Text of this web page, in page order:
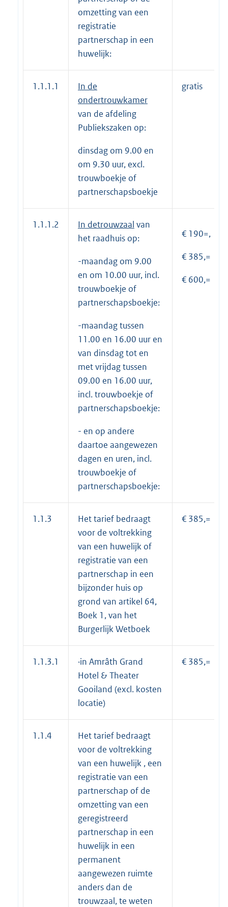
omzetting van een
registratie
partnerschap in een
huwelijk:
1.1.1.1
In de
ondertrouwkamer
van de afdeling
Publiekszaken op:
dinsdag om 9.00 en
om 9.30 uur, excl.
trouwboekje of
partnerschapsboekje
gratis
1.1.1.2 In detrouwzaal van
het raadhuis op:
-maandag om 9.00
en om 10.00 uur, incl.
trouwboekje of
partnerschapsboekje:
-maandag tussen
11.00 en 16.00 uur en
van dinsdag tot en
met vrijdag tussen
09.00 en 16.00 uur,
incl. trouwboekje of
partnerschapsboekje:
- en op andere
daartoe aangewezen
dagen en uren, incl.
trouwboekje of
partnerschapsboekje:
€ 190=,
€ 385,=
€ 600,=
1.1.3
Het tarief bedraagt
voor de voltrekking
van een huwelijk of
registratie van een
partnerschap in een
bijzonder huis op
grond van artikel 64,
Boek 1, van het
Burgerlijk Wetboek
€ 385,=
1.1.3.1
·in Amrâth Grand
Hotel & Theater
Gooiland (excl. kosten
locatie)
€ 385,=
1.1.4
Het tarief bedraagt
voor de voltrekking
van een huwelijk , een
registratie van een
partnerschap of de
omzetting van een
geregistreerd
partnerschap in een
huwelijk in een
permanent
aangewezen ruimte
anders dan de
trouwzaal, te weten